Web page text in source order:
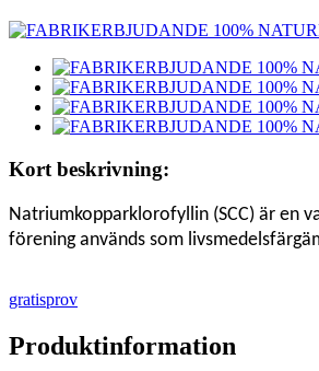
Kort beskrivning:
Natriumkopparklorofyllin (SCC) är en
förening används som
gratisprov
Produktinformation